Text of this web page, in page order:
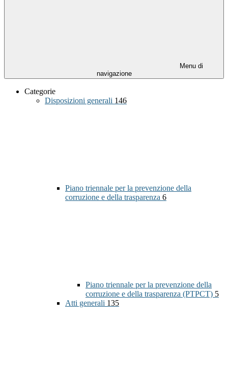
Menu di
navigazione
Categorie
Disposizioni generali 146
Piano triennale per la prevenzione della
corruzione e della trasparenza 6
Piano triennale per la prevenzione della
corruzione e della trasparenza (PTPCT) 5
Atti generali 135